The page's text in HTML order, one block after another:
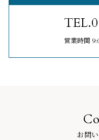
TEL.
営業時間
お問